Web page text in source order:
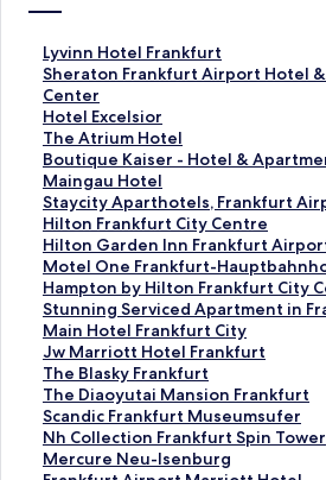
Lyvinn Hotel Frankfurt
此
連
結
會
開
啟
L
y
v
i
n
n
H
o
t
e
l
F
r
a
Sheraton Frankfurt Airport Hotel
Center
此
連
結
會
開
啟
S
h
e
r
a
t
o
n
F
r
a
n
k
Hotel Excelsior
此
連
結
會
開
啟
H
o
t
e
l
E
x
c
e
l
s
The Atrium Hotel
此
連
結
會
開
啟
T
h
e
A
t
r
i
u
m
H
Boutique Kaiser - Hotel &
此
連
結
會
開
啟
B
o
u
t
i
q
u
e
K
Maingau Hotel
此
連
結
會
開
啟
M
a
i
n
g
a
u
H
Staycity Aparthotels, Frankfurt
此
連
結
會
開
啟
S
t
a
y
c
i
t
Hilton Frankfurt City Centre
此
連
結
會
開
啟
H
i
l
t
o
n
Hilton Garden Inn Frankfurt
此
連
結
會
開
啟
H
i
l
t
o
Motel One Frankfurt-
此
連
結
會
開
啟
M
o
t
e
Hampton by Hilton Frankfurt City
此
連
結
會
開
啟
H
a
m
Stunning Serviced Apartment in
此
連
結
會
開
啟
S
t
Main Hotel Frankfurt City
此
連
結
會
開
啟
M
Jw Marriott Hotel Frankfurt
此
連
結
會
開
啟
The Blasky Frankfurt
此
連
結
會
開
The Diaoyutai Mansion Frankfurt
此
連
結
會
Scandic Frankfurt Museumsufer
此
連
結
Nh Collection Frankfurt Spin Tower
此
連
Mercure Neu-Isenburg
此